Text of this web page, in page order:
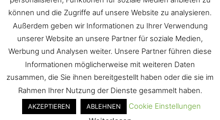
Suchen
nach:
© 2026 Freiwillige Feuerwehr Tauberbischofsheim.
können und die Zugriffe auf unsere Website zu analysieren.
Außerdem geben wir Informationen zu Ihrer Verwendung
unserer Website an unsere Partner für soziale Medien,
Werbung und Analysen weiter. Unsere Partner führen diese
Informationen möglicherweise mit weiteren Daten
zusammen, die Sie ihnen bereitgestellt haben oder die sie im
Rahmen Ihrer Nutzung der Dienste gesammelt haben.
AKZEPTIEREN ABLEHNEN
Cookie Einstellungen